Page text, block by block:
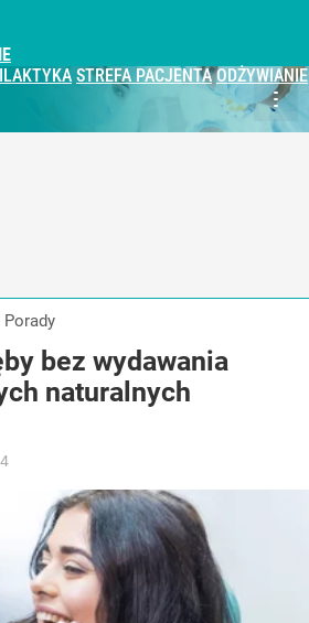
STREFA PACJENTA ODŻYWIANIE
Porady
bez wydawania
naturalnych